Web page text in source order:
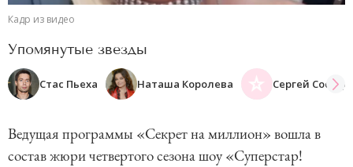
Кадр из видео
Упомянутые звезды
Стас Пьеха Наташа Королева Сергей
Ведущая программы «Секрет на миллион» вошла в
состав жюри четвертого сезона шоу «Суперстар!